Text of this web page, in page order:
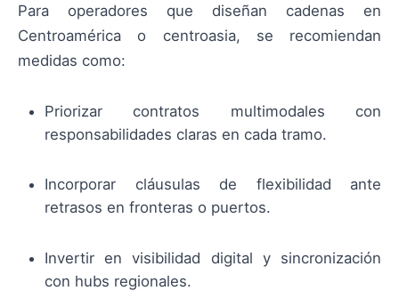
Para operadores que diseñan cadenas en
Centroamérica o centroasia, se recomiendan
medidas como:
Priorizar contratos multimodales con
responsabilidades claras en cada tramo.
Incorporar cláusulas de flexibilidad ante
retrasos en fronteras o puertos.
Invertir en visibilidad digital y sincronización
con hubs regionales.